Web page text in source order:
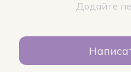
Додайте